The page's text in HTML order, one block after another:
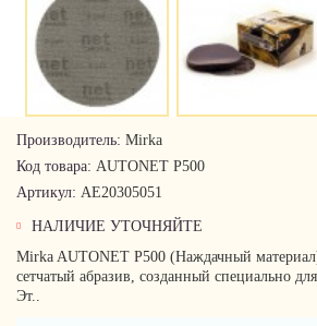
Производитель: Mirka
Код товара: AUTONET P500
Артикул: AE20305051
НАЛИЧИЕ УТОЧНЯЙТЕ
Mirka AUTONET P500 (Наждачный
сетчатый абразив, созданный специально
Эт..